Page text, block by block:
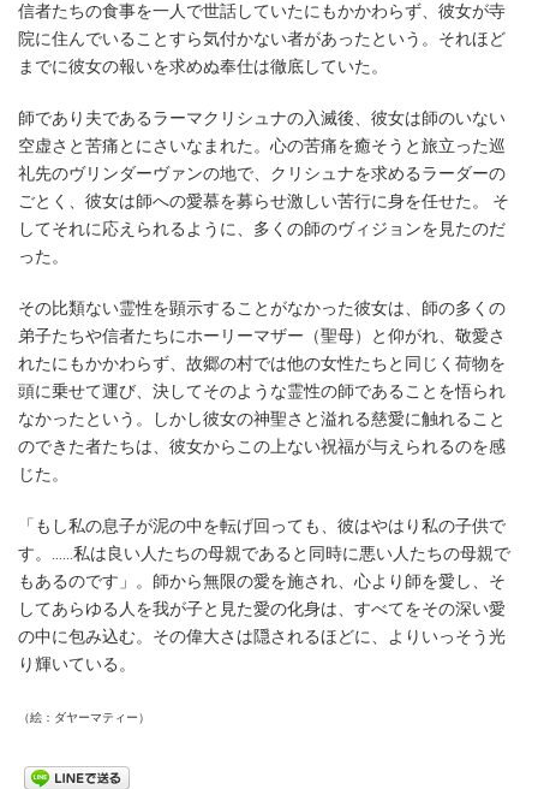
信者たちの食事を一人で世話していたにもかかわらず、彼女が寺
院に住んでいることすら気付かない者があったという。それほど
までに彼女の報いを求めぬ奉仕は徹底していた。
師であり夫であるラーマクリシュナの入滅後、彼女は師のいない
空虚さと苦痛とにさいなまれた。心の苦痛を癒そうと旅立った巡
礼先のヴリンダーヴァンの地で、クリシュナを求めるラーダーの
ごとく、彼女は師への愛慕を募らせ激しい苦行に身を任せた。 そ
してそれに応えられるように、多くの師のヴィジョンを見たのだ
った。
その比類ない霊性を顕示することがなかった彼女は、師の多くの
弟子たちや信者たちにホーリーマザー（聖母）と仰がれ、敬愛さ
れたにもかかわらず、故郷の村では他の女性たちと同じく荷物を
頭に乗せて運び、決してそのような霊性の師であることを悟られ
なかったという。しかし彼女の神聖さと溢れる慈愛に触れること
のできた者たちは、彼女からこの上ない祝福が与えられるのを感
じた。
「もし私の息子が泥の中を転げ回っても、彼はやはり私の子供で
す。……私は良い人たちの母親であると同時に悪い人たちの母親で
もあるのです」。師から無限の愛を施され、心より師を愛し、そ
してあらゆる人を我が子と見た愛の化身は、すべてをその深い愛
の中に包み込む。その偉大さは隠されるほどに、よりいっそう光
り輝いている。
（絵：ダヤーマティー）